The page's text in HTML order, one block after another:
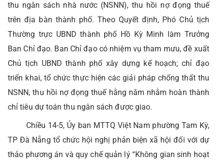
thu ngân sách nhà nước (NSNN), thu hồi nợ đọng thuế
trên địa bàn thành phố. Theo Quyết định, Phó Chủ tịch
Thường trực UBND thành phố Hồ Kỳ Minh làm Trưởng
Ban Chỉ đạo. Ban Chỉ đạo có nhiệm vụ tham mưu, đề xuất
Chủ tịch UBND thành phố xây dựng kế hoạch; chỉ đạo
triển khai, tổ chức thực hiện các giải pháp chống thất thu
NSNN, thu hồi nợ đọng thuế hằng năm nhằm hoàn thành
chỉ tiêu dự toán thu ngân sách được giao.
Chiều 14-5, Ủy ban MTTQ Việt Nam phường Tam Kỳ,
TP Đà Nẵng tổ chức hội nghị phản biện xã hội đối với dự
thảo phương án và quy chế quản lý “Không gian sinh hoạt